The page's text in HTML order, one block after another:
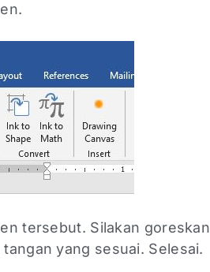
tersebut. Silakan goreskan
yang sesuai. Selesai.